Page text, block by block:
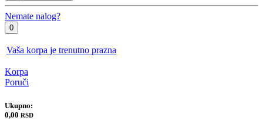
Nemate nalog?
0
Vaša korpa je trenutno prazna
Korpa
Poruči
Ukupno:
0,00 RSD